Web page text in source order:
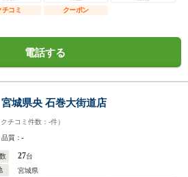
チコミ
クーポン
電話する
城県央 石巻大街道店
クチコミ件数： -件）
品質：-
27台
宮城県